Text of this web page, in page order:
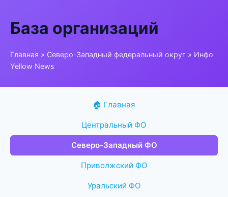
База организаций
Главная » Северо-Западный федеральный округ » Инфо
Yellow News
🏠 Главная
Центральный ФО
Северо-Западный ФО
Приволжский ФО
Уральский ФО